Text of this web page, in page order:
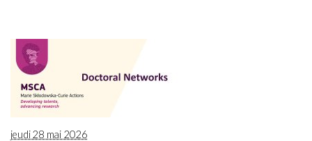
jeudi 28 mai 2026